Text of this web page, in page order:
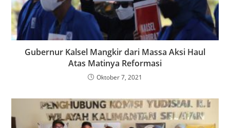
Gubernur Kalsel Mangkir dari Massa Aksi Haul
Atas Matinya Reformasi
Oktober 7, 2021